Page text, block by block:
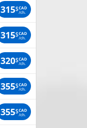
315$CAD
/ch.
315$CAD
/ch.
320$CAD
/ch.
355$CAD
/ch.
355$CAD
/ch.